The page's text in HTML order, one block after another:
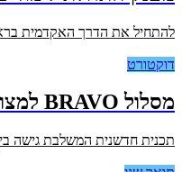
להתחיל את הדרך האקדמית
דוקטורט
מסלול BRAVO למצוינות במחקר ביו רפואי
תכנית חדשנית המשלבת גישה